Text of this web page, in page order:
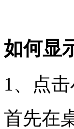
如何显
1、点
首先在